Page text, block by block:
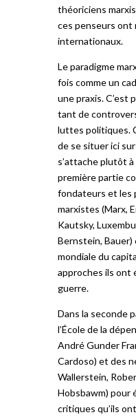
théoriciens
ces penseurs
internationaux.
Le paradigme
fois comme un
une praxis. C’est
tant de
luttes politiques.
de se situer ici
s’attache plutôt
première partie
fondateurs et les
marxistes (Marx,
Kautsky,
Bernstein, Bauer)
mondiale du
approches ils ont
guerre.
Dans la seconde
l’École de la
André Gunder
Cardoso) et des
Wallerstein,
Hobsbawm) pour
critiques qu’ils